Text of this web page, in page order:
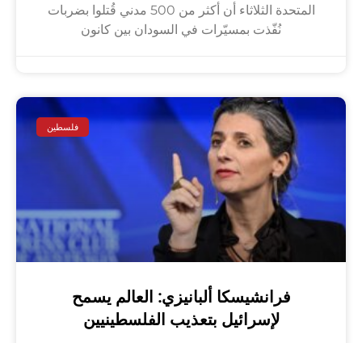
المتحدة الثلاثاء أن أكثر من 500 مدني قُتلوا بضربات
نُفّذت بمسيّرات في السودان بين كانون
فلسطين
فرانشيسكا ألبانيزي: العالم يسمح
لإسرائيل بتعذيب الفلسطينيين